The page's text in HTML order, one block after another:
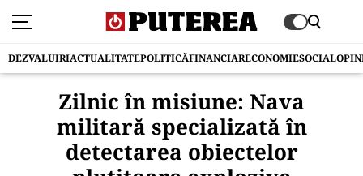
DEZVALUIRIACTUALITATEPOLITICĂFINANCIARECONOMIESOCIAL
Zilnic în misiune: Nava
militară specializată în
detectarea obiectelor